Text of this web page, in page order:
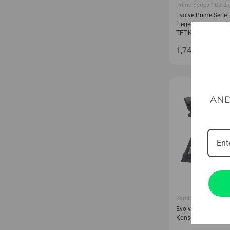
Prime Series™
Evolve Prime Serie
Liegeergometer mit
TFT-Konsole (RB-
1,749.00
Kardiogeräte
Evolve Laufband
Konsole (175-LED)